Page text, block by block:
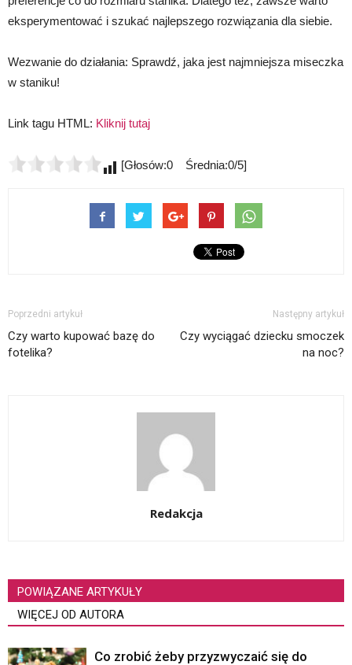
eksperymentować i szukać najlepszego rozwiązania dla siebie.
Wezwanie do działania: Sprawdź, jaka jest najmniejsza miseczka
w staniku!
Link tagu HTML: Kliknij tutaj
[Głosów:0 Średnia:0/5]
Poprzedni artykuł
Czy warto kupować bazę do
fotelika?
Następny artykuł
Czy wyciągać dziecku smoczek
na noc?
Redakcja
POWIĄZANE ARTYKUŁY
WIĘCEJ OD AUTORA
Co zrobić żeby przyzwyczaić się do